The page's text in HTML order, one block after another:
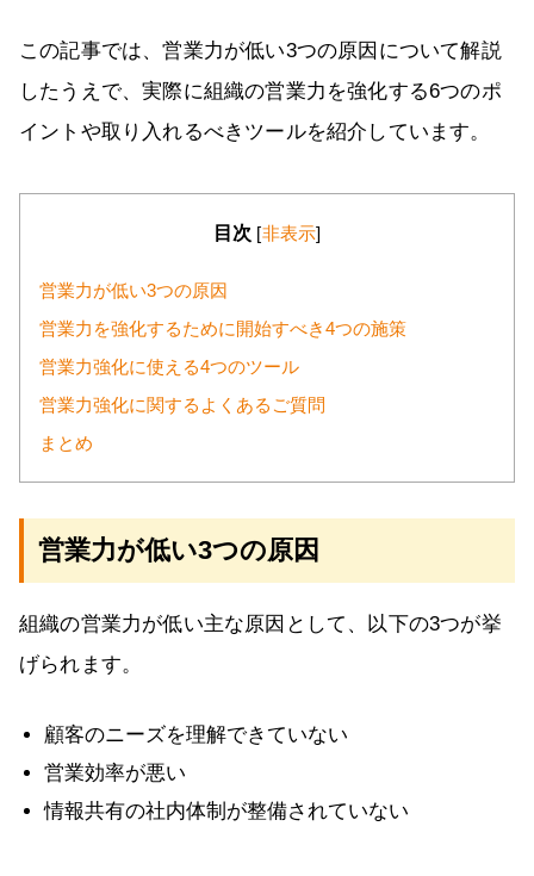
この記事では、営業力が低い3つの原因について解説
したうえで、実際に組織の営業力を強化する6つのポ
イントや取り入れるべきツールを紹介しています。
目次 [非表示]
営業力が低い3つの原因
営業力を強化するために開始すべき4つの施策
営業力強化に使える4つのツール
営業力強化に関するよくあるご質問
まとめ
営業力が低い3つの原因
組織の営業力が低い主な原因として、以下の3つが挙
げられます。
顧客のニーズを理解できていない
営業効率が悪い
情報共有の社内体制が整備されていない